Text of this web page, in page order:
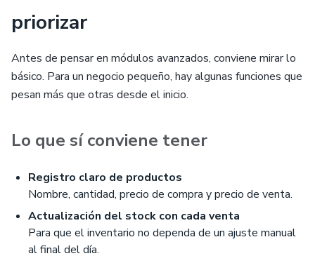
priorizar
Antes de pensar en módulos avanzados, conviene mirar lo
básico. Para un negocio pequeño, hay algunas funciones que
pesan más que otras desde el inicio.
Lo que sí conviene tener
Registro claro de productos
Nombre, cantidad, precio de compra y precio de venta.
Actualización del stock con cada venta
Para que el inventario no dependa de un ajuste manual
al final del día.